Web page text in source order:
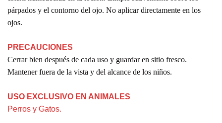
párpados y el contorno del ojo. No aplicar directamente en los
ojos.
PRECAUCIONES
Cerrar bien después de cada uso y guardar en sitio fresco.
Mantener fuera de la vista y del alcance de los niños.
USO EXCLUSIVO EN ANIMALES
Perros y Gatos.